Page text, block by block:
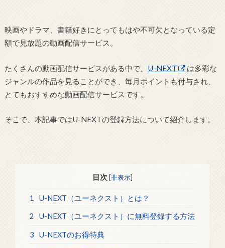
映画やドラマ、書籍好きにとってもはや不可欠となっている定
額で見放題の動画配信サービス。
たくさんの動画配信サービスがある中で、 U-NEXT
は多彩な
ジャンルの作品を見ることができ、毎月ポイントも付与され、
とてもおすすめな動画配信サービスです。
そこで、本記事ではU-NEXTの登録方法について紹介します。
目次 [非表示]
1 U-NEXT（ユーネクスト）とは？
2 U-NEXT（ユーネクスト）に無料登録する方法
3 U-NEXTのお得特典